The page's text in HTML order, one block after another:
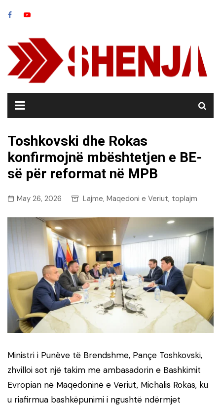
Toshkovski dhe Rokas
konfirmojnë mbështetjen e BE-
së për reformat në MPB
May 26, 2026 Lajme, Maqedoni e Veriut, toplajm
Ministri i Punëve të Brendshme, Pançe Toshkovski,
zhvilloi sot një takim me ambasadorin e Bashkimit
Evropian në Maqedoninë e Veriut, Michalis Rokas, ku
u riafirmua bashkëpunimi i ngushtë ndërmjet